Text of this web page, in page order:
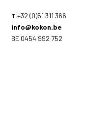
T +32 (0)51 311 366
info@kokon.be
BE 0454 992 752